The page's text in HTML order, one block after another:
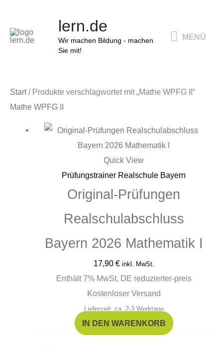
springen
lern.de
Wir machen Bildung - machen
Sie mit!
MENÜ
Start/ Produkte verschlagwortet mit „Mathe WPFG II“
Mathe WPFG II
Quick View
Prüfungstrainer Realschule Bayern
Original-Prüfungen
Realschulabschluss
Bayern 2026 Mathematik I
17,90 € inkl. MwSt.
Enthält 7% MwSt. DE reduzierter-preis
Kostenloser Versand
Lieferzeit: ca. 2-3 Werktage
IN DEN WARENKORB